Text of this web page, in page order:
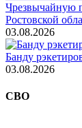
Чрезвычайную
Ростовской
03.08.2026
Банду
03.08.2026
СВО